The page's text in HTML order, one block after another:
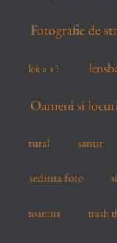
Fotografie de
leica x1
Oameni si
rural sanur
sedinta foto
toamna trash